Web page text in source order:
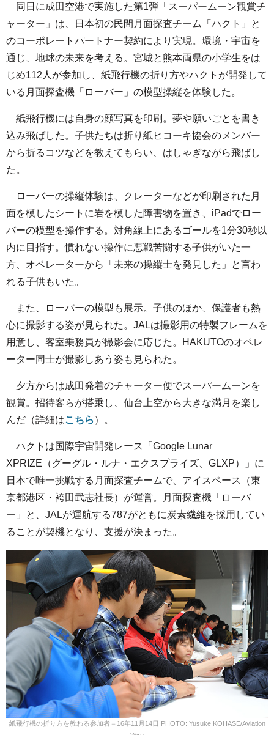
同日に成田空港で実施した第1弾「スーパームーン観賞チ
ャーター」は、日本初の民間月面探査チーム「ハクト」と
のコーポレートパートナー契約により実現。環境・宇宙を
通じ、地球の未来を考える。宮城と熊本両県の小学生をは
じめ112人が参加し、紙飛行機の折り方やハクトが開発して
いる月面探査機「ローバー」の模型操縦を体験した。
紙飛行機には自身の顔写真を印刷。夢や願いごとを書き
込み飛ばした。子供たちは折り紙ヒコーキ協会のメンバー
から折るコツなどを教えてもらい、はしゃぎながら飛ばし
た。
ローバーの操縦体験は、クレーターなどが印刷された月
面を模したシートに岩を模した障害物を置き、iPadでロー
バーの模型を操作する。対角線上にあるゴールを1分30秒以
内に目指す。慣れない操作に悪戦苦闘する子供がいた一
方、オペレーターから「未来の操縦士を発見した」と言わ
れる子供もいた。
また、ローバーの模型も展示。子供のほか、保護者も熱
心に撮影する姿が見られた。JALは撮影用の特製フレームを
用意し、客室乗務員が撮影会に応じた。HAKUTOのオペレ
ーター同士が撮影しあう姿も見られた。
夕方からは成田発着のチャーター便でスーパームーンを
観賞。招待客らが搭乗し、仙台上空から大きな満月を楽し
んだ（詳細はこちら ）。
ハクトは国際宇宙開発レース「Google Lunar
XPRIZE（グーグル・ルナ・エクスプライズ、GLXP）」に
日本で唯一挑戦する月面探査チームで、アイスペース（東
京都港区・袴田武志社長）が運営。月面探査機「ローバ
ー」と、JALが運航する787がともに炭素繊維を採用してい
ることが契機となり、支援が決まった。
紙飛行機の折り方を教わる参加者＝16年11月14日 PHOTO: Yusuke KOHASE/Aviation